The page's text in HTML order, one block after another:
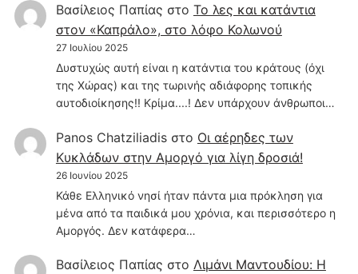
Βασίλειος Παπίας στο Το λες και κατάντια
στον «Καπράλο», στο λόφο Κολωνού
27 Ιουλίου 2025
Δυστυχώς αυτή είναι η κατάντια του κράτους (όχι
της Χώρας) και της τωρινής αδιάφορης τοπικής
αυτοδιοίκησης!! Κρίμα....! Δεν υπάρχουν άνθρωποι…
Panos Chatziliadisστο Οι αέρηδες των
Κυκλάδων στην Αμοργό για λίγη δροσιά!
26 Ιουνίου 2025
Κάθε Ελληνικό νησί ήταν πάντα μια πρόκληση για
μένα από τα παιδικά μου χρόνια, και περισσότερο η
Αμοργός. Δεν κατάφερα…
Βασίλειος Παπίας στο Λιμάνι Μαντουδίου: Η